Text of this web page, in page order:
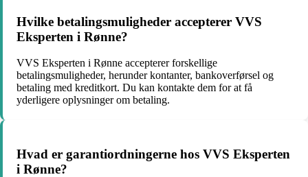
Hvilke betalingsmuligheder accepterer VVS
Eksperten i Rønne?
VVS Eksperten i Rønne accepterer forskellige
betalingsmuligheder, herunder kontanter, bankoverførsel og
betaling med kreditkort. Du kan kontakte dem for at få
yderligere oplysninger om betaling.
Hvad er garantiordningerne hos VVS Eksperten
i Rønne?